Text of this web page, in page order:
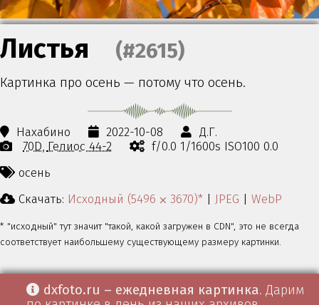
Листья (#2615)
Картинка про осень — потому что осень.
Нахабино 2022-10-08
Д.Г.
70D Гелиос 44-2
f/0.0 1/1600s ISO100 0.0
осень
Скачать: Исходный (5496 ⨉ 3670)* | JPEG | WebP
* "исходный" тут значит "такой, какой загружен в CDN", это не всегда
соответствует наибольшему существующему размеру картинки.
dxfoto.ru – ежедневная картинка. Дарим